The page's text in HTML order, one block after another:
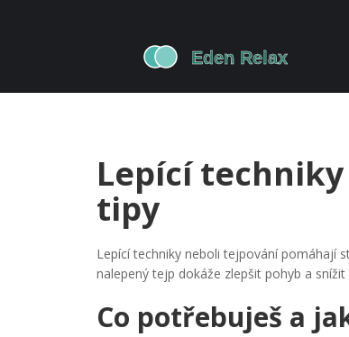
Lepící
tipy
Lepící techniky neboli tejpování pomáhají
nalepený tejp dokáže zlepšit pohyb a
Co potřebuješ a